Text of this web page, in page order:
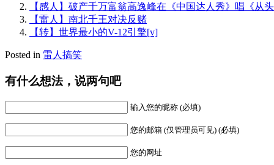
【感人】破产千万富翁高逸峰在《中国达人秀》唱《从
【雷人】南北千王对决反赌
【转】世界最小的V-12引擎[v]
Posted in 雷人搞笑
有什么想法，说两句吧
输入您的昵称 (必填)
您的邮箱 (仅管理员可见) (必填)
您的网址